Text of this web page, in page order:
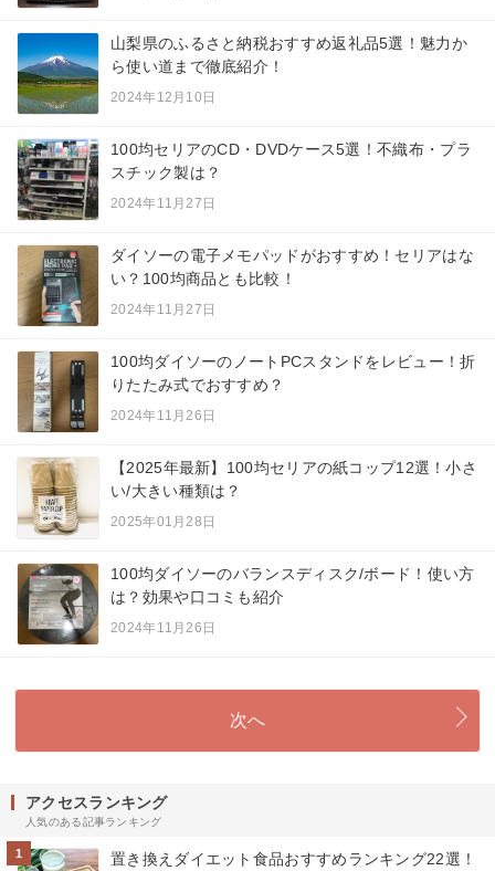
山梨県のふるさと納税おすすめ返礼品5選！魅力か
ら使い道まで徹底紹介！
2024年12月10日
100均セリアのCD・DVDケース5選！不織布・プラ
スチック製は？
2024年11月27日
ダイソーの電子メモパッドがおすすめ！セリアはな
い？100均商品とも比較！
2024年11月27日
100均ダイソーのノートPCスタンドをレビュー！折
りたたみ式でおすすめ？
2024年11月26日
【2025年最新】100均セリアの紙コップ12選！小さ
い/大きい種類は？
2025年01月28日
100均ダイソーのバランスディスク/ボード！使い方
は？効果や口コミも紹介
2024年11月26日
次へ
アクセスランキング
人気のある記事ランキング
1 置き換えダイエット食品おすすめランキング22選！